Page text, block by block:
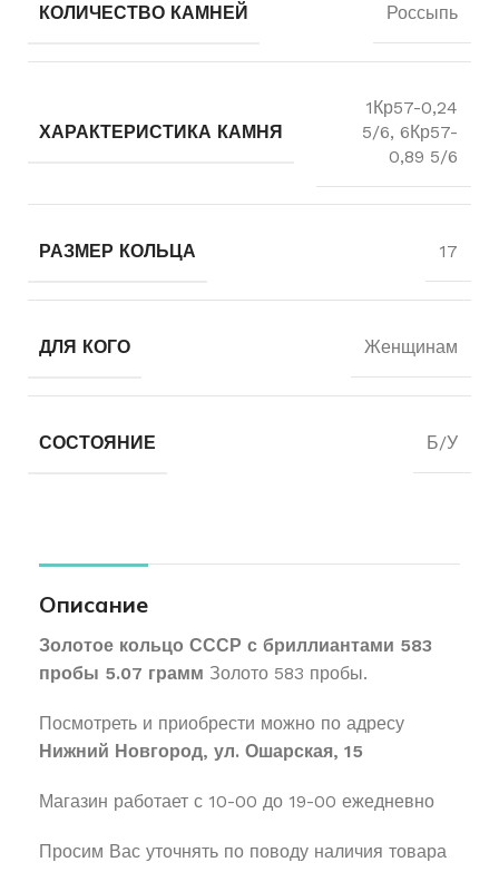
КОЛИЧЕСТВО КАМНЕЙ Россыпь
ХАРАКТЕРИСТИКА КАМНЯ
1Кр57-0,24
5/6, 6Кр57-
0,89 5/6
РАЗМЕР КОЛЬЦА 17
ДЛЯ КОГО Женщинам
СОСТОЯНИЕ Б/У
Описание
Золотое кольцо СССР с бриллиантами 583
пробы 5.07 грамм Золото 583 пробы.
Посмотреть и приобрести можно по адресу
Нижний Новгород, ул. Ошарская, 15
Магазин работает с 10-00 до 19-00 ежедневно
Просим Вас уточнять по поводу наличия товара